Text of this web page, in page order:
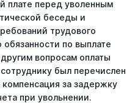
данных
политикой
данных
данных
данных
плате перед уволенным
беседы и
трудового
обязанности по выплате
вопросам оплаты
был перечислен
за задержку
при увольнении.